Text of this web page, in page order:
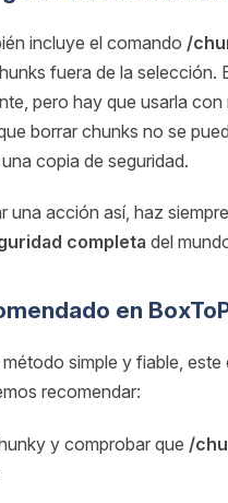
incluye el comando /
fuera de la selección.
pero hay que usarla con
borrar chunks no se
copia de seguridad.
una acción así, haz
completa del
en
simple y fiable, este
recomendar:
y comprobar que /